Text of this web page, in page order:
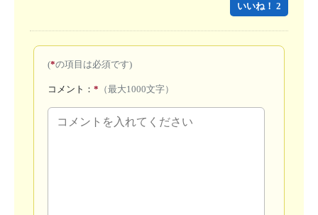
いいね！ 2
(*の項目は必須です)
コメント： * （最大1000文字）